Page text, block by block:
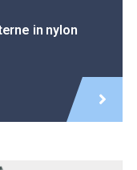
in nylon